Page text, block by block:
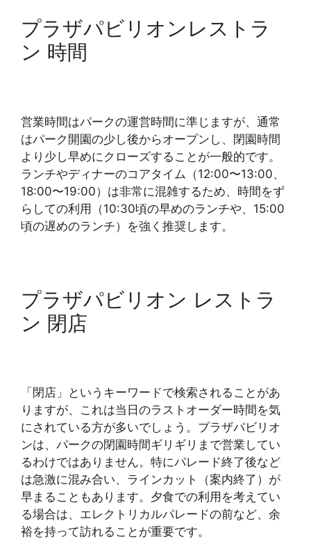
プラザパビリオンレストラ
ン 時間
営業時間はパークの運営時間に準じますが、通常
はパーク開園の少し後からオープンし、閉園時間
より少し早めにクローズすることが一般的です。
ランチやディナーのコアタイム（12:00〜13:00、
18:00〜19:00）は非常に混雑するため、時間をず
らしての利用（10:30頃の早めのランチや、15:00
頃の遅めのランチ）を強く推奨します。
プラザパビリオン レストラ
ン 閉店
「閉店」というキーワードで検索されることがあ
りますが、これは当日のラストオーダー時間を気
にされている方が多いでしょう。プラザパビリオ
ンは、パークの閉園時間ギリギリまで営業してい
るわけではありません。特にパレード終了後など
は急激に混み合い、ラインカット（案内終了）が
早まることもあります。夕食での利用を考えてい
る場合は、エレクトリカルパレードの前など、余
裕を持って訪れることが重要です。